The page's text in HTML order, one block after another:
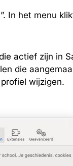
In het menu
actief zijn in
die
wijzigen.